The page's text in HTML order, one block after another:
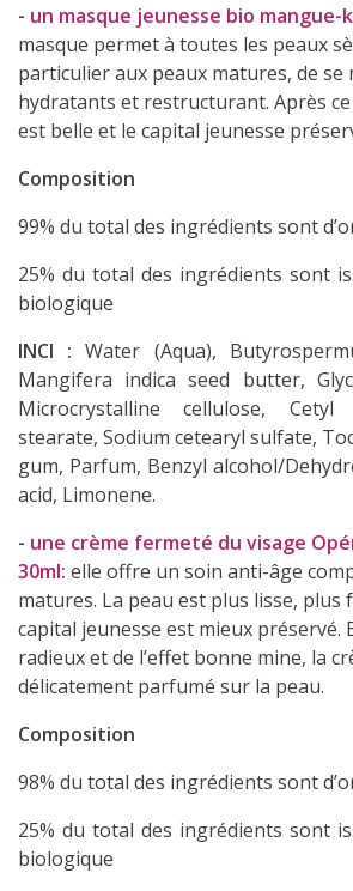
- un masque jeunesse bio mangue-
masque permet à toutes les peaux
particulier aux peaux matures, de
hydratants et restructurant. Après
est belle et le capital jeunesse
Composition
99% du total des ingrédients sont
25% du total des ingrédients sont
biologique
INCI : Water (Aqua),
Mangifera indica seed butter,
Microcrystalline cellulose, Cetyl
stearate, Sodium cetearyl sulfate,
gum, Parfum, Benzyl alcohol/
acid, Limonene.
- une crème fermeté du visage
30ml: elle offre un soin anti-âge
matures. La peau est plus lisse, plus
capital jeunesse est mieux préservé.
radieux et de l’effet bonne mine, la
délicatement parfumé sur la peau.
Composition
98% du total des ingrédients sont
25% du total des ingrédients sont
biologique